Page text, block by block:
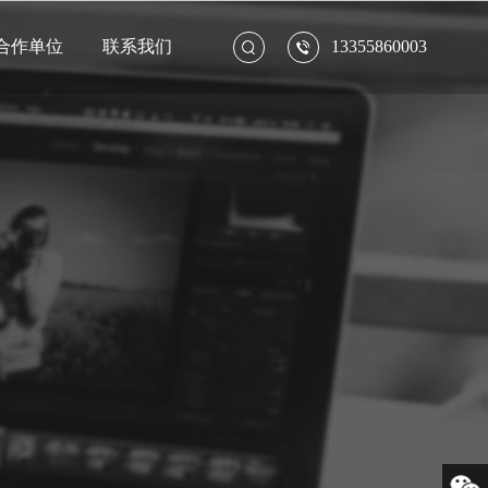
作单位 联系我们 13355860003